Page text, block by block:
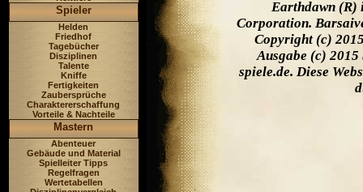
Spieler
Helden
Friedhof
Tagebücher
Disziplinen
Talente
Kniffe
Fertigkeiten
Zaubersprüche
Charaktererschaffung
Vorteile & Nachteile
Mastern
Abenteuer
Gebäude und Material
Spielleiter Tipps
Regelfragen
Wertetabellen
Earthdawn (R)
Corporation.
Copyright (c)
Ausgabe (c) 2015
spiele.de. Diese